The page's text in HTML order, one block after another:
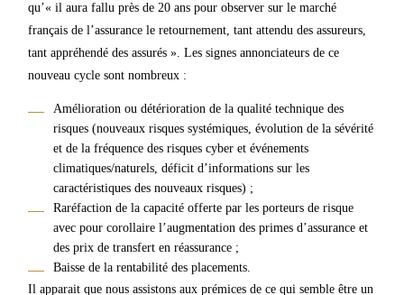
qu’« il aura fallu près de 20 ans pour observer sur le marché
français de l’assurance le retournement, tant attendu des assureurs,
tant appréhendé des assurés ». Les signes annonciateurs de ce
nouveau cycle sont nombreux :
Amélioration ou détérioration de la qualité technique des
risques (nouveaux risques systémiques, évolution de la sévérité
et de la fréquence des risques cyber et événements
climatiques/naturels, déficit d’informations sur les
caractéristiques des nouveaux risques) ;
Raréfaction de la capacité offerte par les porteurs de risque
avec pour corollaire l’augmentation des primes d’assurance et
des prix de transfert en réassurance ;
Baisse de la rentabilité des placements.
Il apparait que nous assistons aux prémices de ce qui semble être un